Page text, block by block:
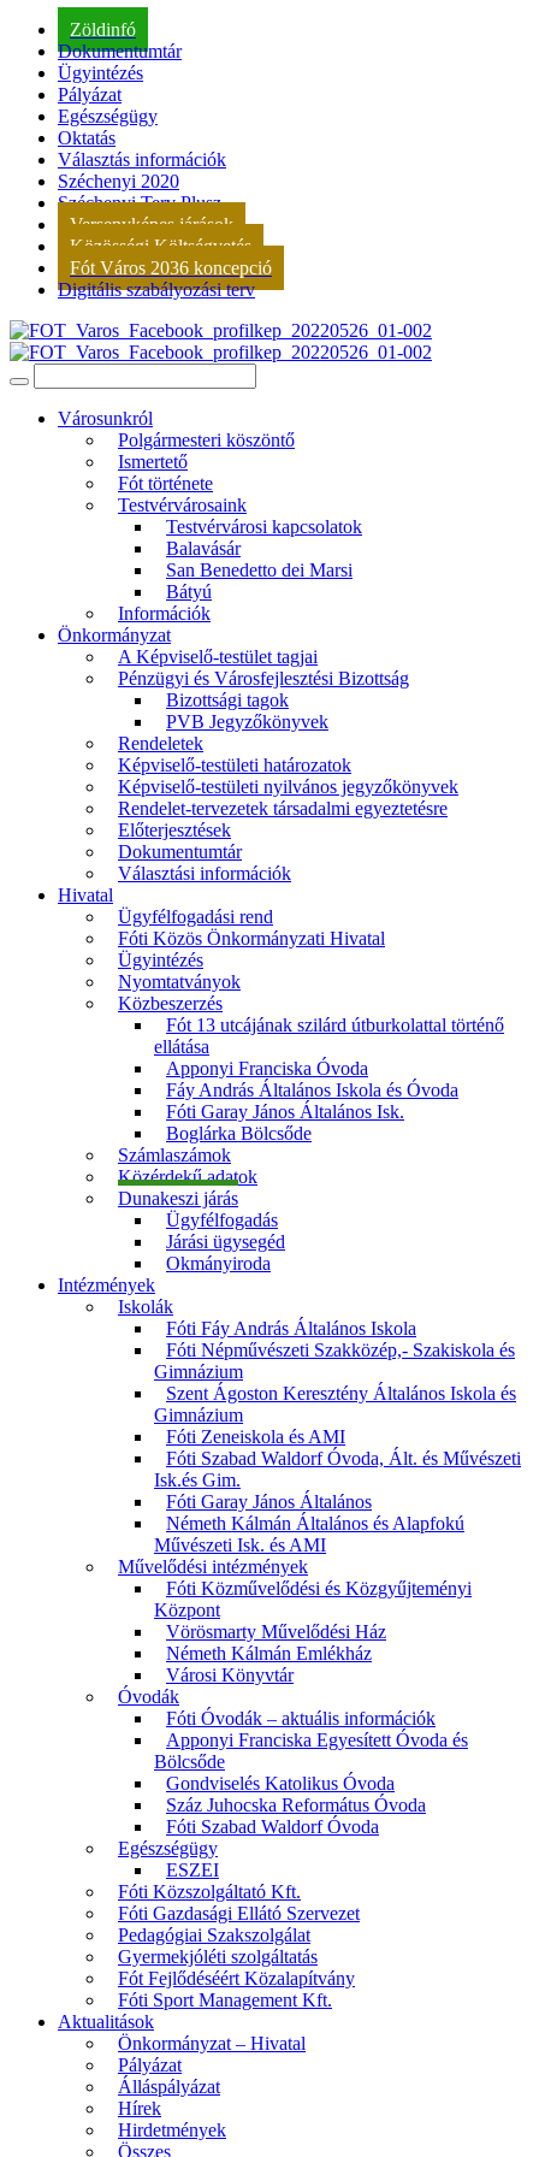
Zöldinfó
Dokumentumtár
Ügyintézés
Pályázat
Egészségügy
Oktatás
Választás információk
Széchenyi 2020
Széchenyi Terv Plusz
Versenyképes járások
Közösségi Költségvetés
Fót Város 2036 koncepció
Digitális szabályozási terv
Városunkról
Polgármesteri köszöntő
Ismertető
Fót története
Testvérvárosaink
Testvérvárosi kapcsolatok
Balavásár
San Benedetto dei Marsi
Bátyú
Információk
Önkormányzat
A Képviselő-testület tagjai
Pénzügyi és Városfejlesztési Bizottság
Bizottsági tagok
PVB Jegyzőkönyvek
Rendeletek
Képviselő-testületi határozatok
Képviselő-testületi nyilvános jegyzőkönyvek
Rendelet-tervezetek társadalmi egyeztetésre
Előterjesztések
Dokumentumtár
Választási információk
Hivatal
Ügyfélfogadási rend
Fóti Közös Önkormányzati Hivatal
Ügyintézés
Nyomtatványok
Közbeszerzés
Fót 13 utcájának szilárd útburkolattal történő
ellátása
Apponyi Franciska Óvoda
Fáy András Általános Iskola és Óvoda
Fóti Garay János Általános Isk.
Boglárka Bölcsőde
Számlaszámok
Közérdekű adatok
Dunakeszi járás
Ügyfélfogadás
Járási ügysegéd
Okmányiroda
Intézmények
Iskolák
Fóti Fáy András Általános Iskola
Fóti Népművészeti Szakközép,- Szakiskola és
Gimnázium
Szent Ágoston Keresztény Általános Iskola és
Gimnázium
Fóti Zeneiskola és AMI
Fóti Szabad Waldorf Óvoda, Ált. és Művészeti
Isk.és Gim.
Fóti Garay János Általános
Németh Kálmán Általános és Alapfokú
Művészeti Isk. és AMI
Művelődési intézmények
Fóti Közművelődési és Közgyűjteményi
Központ
Vörösmarty Művelődési Ház
Németh Kálmán Emlékház
Városi Könyvtár
Óvodák
Fóti Óvodák – aktuális információk
Apponyi Franciska Egyesített Óvoda és
Bölcsőde
Gondviselés Katolikus Óvoda
Száz Juhocska Református Óvoda
Fóti Szabad Waldorf Óvoda
Egészségügy
ESZEI
Fóti Közszolgáltató Kft.
Fóti Gazdasági Ellátó Szervezet
Pedagógiai Szakszolgálat
Gyermekjóléti szolgáltatás
Fót Fejlődéséért Közalapítvány
Fóti Sport Management Kft.
Aktualitások
Önkormányzat – Hivatal
Pályázat
Álláspályázat
Hírek
Hirdetmények
Összes